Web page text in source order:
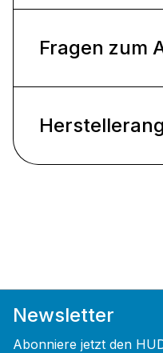
Fragen zum
Newsletter
Abonniere jetzt den